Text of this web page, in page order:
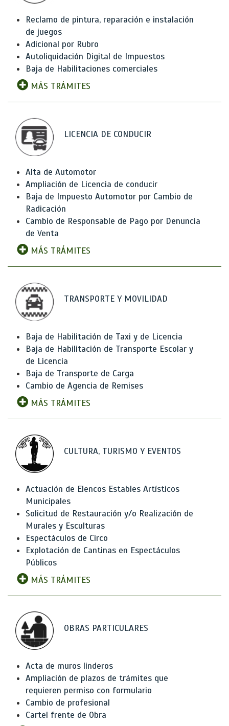
Reclamo de pintura, reparación e instalación
de juegos
Adicional por Rubro
Autoliquidación Digital de Impuestos
Baja de Habilitaciones comerciales
MÁS TRÁMITES
LICENCIA DE CONDUCIR
Alta de Automotor
Ampliación de Licencia de conducir
Baja de Impuesto Automotor por Cambio de
Radicación
Cambio de Responsable de Pago por Denuncia
de Venta
MÁS TRÁMITES
TRANSPORTE Y MOVILIDAD
Baja de Habilitación de Taxi y de Licencia
Baja de Habilitación de Transporte Escolar y
de Licencia
Baja de Transporte de Carga
Cambio de Agencia de Remises
MÁS TRÁMITES
CULTURA, TURISMO Y EVENTOS
Actuación de Elencos Estables Artísticos
Municipales
Solicitud de Restauración y/o Realización de
Murales y Esculturas
Espectáculos de Circo
Explotación de Cantinas en Espectáculos
Públicos
MÁS TRÁMITES
OBRAS PARTICULARES
Acta de muros linderos
Ampliación de plazos de trámites que
requieren permiso con formulario
Cambio de profesional
Cartel frente de Obra